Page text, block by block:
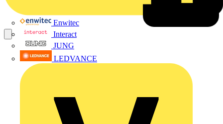
Enwitec
Interact
JUNG
LEDVANCE